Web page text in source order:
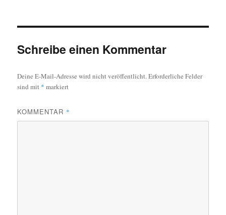
Schreibe einen Kommentar
Deine E-Mail-Adresse wird nicht veröffentlicht.Erforderliche Felder
sind mit * markiert
KOMMENTAR *